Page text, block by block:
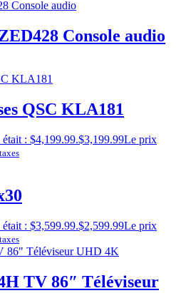
Console audio
QSC KLA181
: $4,199.99.$3,199.99Le prix
: $3,599.99.$2,599.99Le prix
TV 86″ Téléviseur